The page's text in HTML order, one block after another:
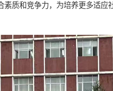
质和竞争力，为培养更多适应